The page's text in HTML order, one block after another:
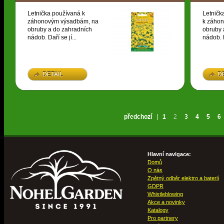
Letnička používaná k
záhonovým výsadbám, na
obruby a do zahradních
nádob. Daří se jí...
DETAIL
k
obruby
nádob.
předchozí 1 2 3 4 5 6
Hlavní navigace:
Domů
O nás
Zpětný odběr elektro a baterií
GDPR
Whistleblowing
Akce a novinky
Katalogy
Pro partnery